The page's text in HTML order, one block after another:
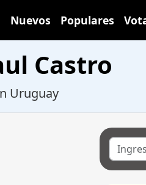
Nuevos Populares
Castro
Uruguay